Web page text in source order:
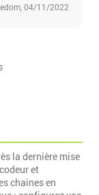
04/11/2022
la dernière mise
et
chaines en